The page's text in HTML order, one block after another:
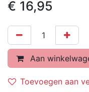
€ 16,95
Aan
Toevoegen aan